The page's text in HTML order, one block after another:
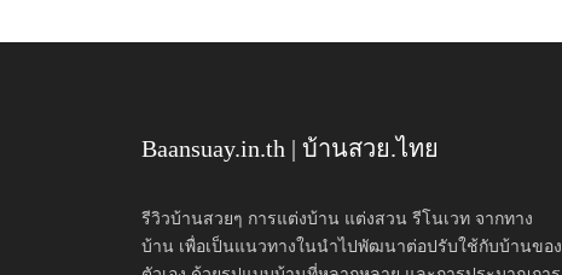
Baansuay.in.th | บ้านสวย.ไทย
รีวิวบ้านสวยๆ การแต่งบ้าน แต่งสวน รีโนเวท จากทาง
บ้าน เพื่อเป็นแนวทางในนำไปพัฒนาต่อปรับใช้กับบ้านของ